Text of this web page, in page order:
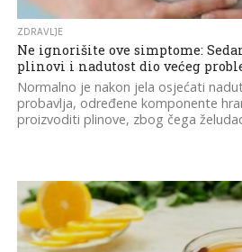
ZDRAVLJE
Ne ignorišite ove simptome:
plinovi i nadutost dio većeg
Normalno je nakon jela osjećati
probavlja, određene komponente
proizvoditi plinove, zbog čega